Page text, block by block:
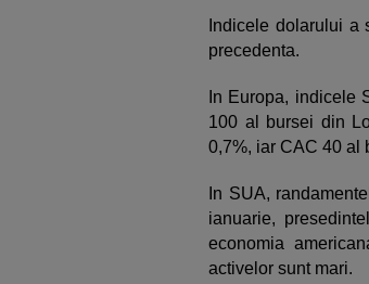
Indicele dolarului a
precedenta.
In Europa, indicele
100 al bursei din
0,7%, iar CAC 40 al
In SUA,
ianuarie,
economia
activelor sunt mari.